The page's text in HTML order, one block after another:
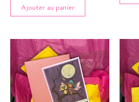
Ajouter au panier